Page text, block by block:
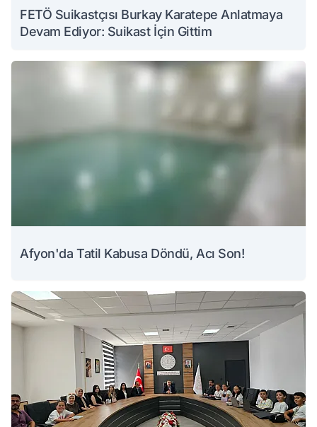
FETÖ Suikastçısı Burkay Karatepe Anlatmaya
Devam Ediyor: Suikast İçin Gittim
Afyon'da Tatil Kabusa Döndü, Acı Son!